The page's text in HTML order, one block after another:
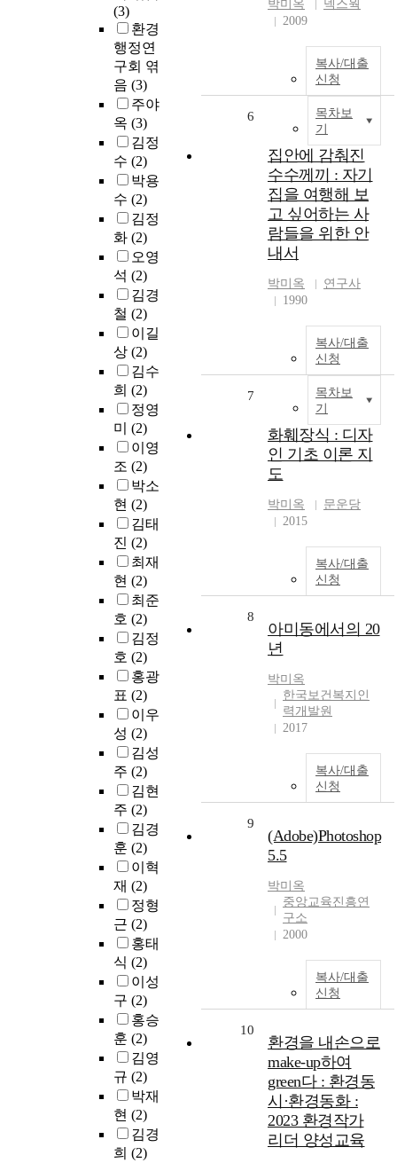
(3)
환경
행정연
구회 엮
음 (3)
주야
옥 (3)
김정
수 (2)
박용
수 (2)
김정
화 (2)
오영
석 (2)
김경
철 (2)
이길
상 (2)
김수
희 (2)
정영
미 (2)
이영
조 (2)
박소
현 (2)
김태
진 (2)
최재
현 (2)
최준
호 (2)
김정
호 (2)
홍광
표 (2)
이우
성 (2)
김성
주 (2)
김현
주 (2)
김경
훈 (2)
이혁
재 (2)
정형
근 (2)
홍태
식 (2)
이성
구 (2)
홍승
훈 (2)
김영
규 (2)
박재
현 (2)
김경
희 (2)
박미옥
넥스웍
2009
복사/대출
신청
목차보
기
6
집안에 감춰진
수수께끼 : 자기
집을 여행해 보
고 싶어하는 사
람들을 위한 안
내서
박미옥
연구사
1990
복사/대출
신청
목차보
기
7
화훼장식 : 디자
인 기초 이론 지
도
박미옥
문운당
2015
복사/대출
신청
8
아미동에서의 20
년
박미옥
한국보건복지인
력개발원
2017
복사/대출
신청
9
(Adobe)Photoshop
5.5
박미옥
중앙교육진흥연
구소
2000
복사/대출
신청
10
환경을 내손으로
make-up하여
green다 : 환경동
시·환경동화 :
2023 환경작가
리더 양성교육